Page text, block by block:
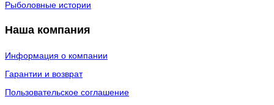
Рыболовные истории
Наша компания
Информация о компании
Гарантии и возврат
Пользовательское соглашение